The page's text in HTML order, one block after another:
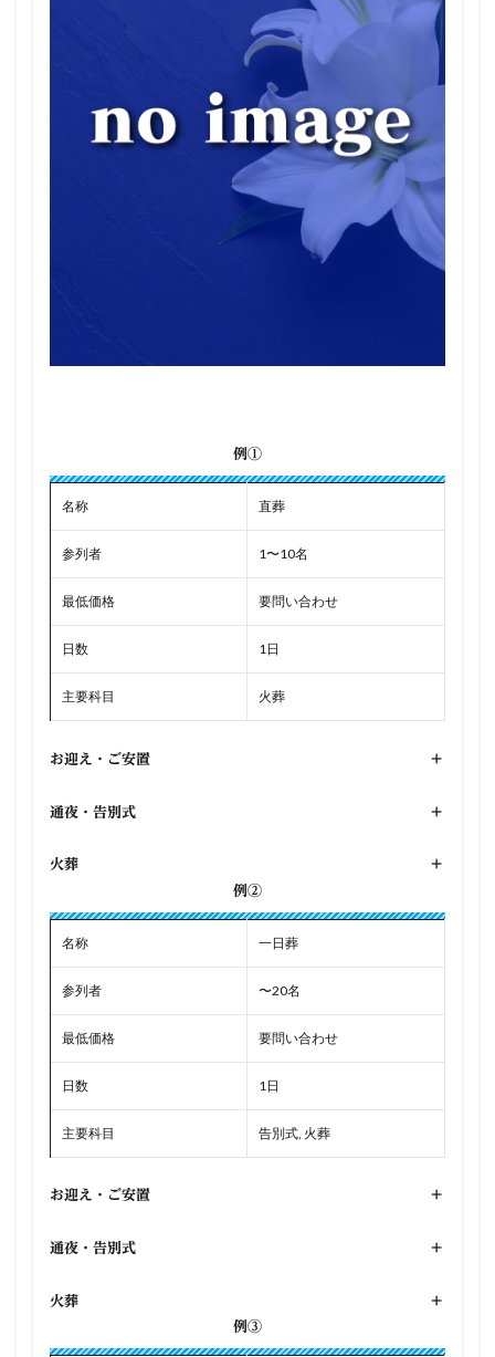
例①
名称 直葬
参列者 1〜10名
最低価格 要問い合わせ
日数 1日
主要科目 火葬
お迎え・ご安置 +
通夜・告別式 +
火葬
+
例②
名称 一日葬
参列者 〜20名
最低価格 要問い合わせ
日数 1日
主要科目 告別式, 火葬
お迎え・ご安置 +
通夜・告別式 +
火葬
+
例③